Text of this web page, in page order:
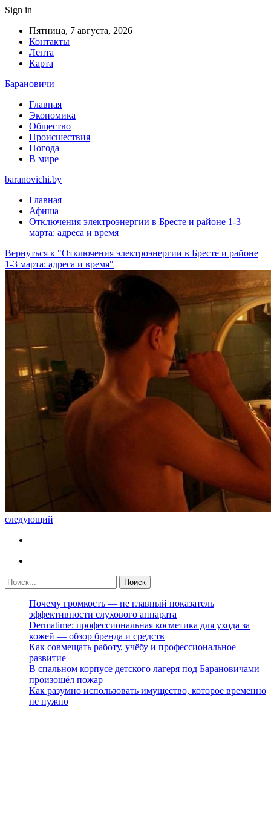
Sign in
Пятница, 7 августа, 2026
Контакты
Лента
Карта
Барановичи
Главная
Экономика
Общество
Происшествия
Погода
В мире
baranovichi.by
Главная
Афиша
Отключения электроэнергии в Бресте и районе 1-3
марта: адреса и время
Вернуться к "Отключения электроэнергии в Бресте и районе
1-3 марта: адреса и время"
следующий
Почему громкость — не главный показатель
эффективности слухового аппарата
Dermatime: профессиональная косметика для ухода за
кожей — обзор бренда и средств
Как совмещать работу, учёбу и профессиональное
развитие
В спальном корпусе детского лагеря под Барановичами
произошёл пожар
Как разумно использовать имущество, которое временно
не нужно